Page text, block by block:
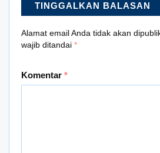
TINGGALKAN BALASAN
Alamat email Anda tidak akan
wajib ditandai *
Komentar *